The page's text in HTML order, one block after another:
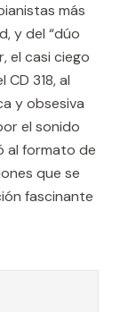
más
y del “dúo
el casi ciego
318, al
y obsesiva
el sonido
al formato de
que se
fascinante